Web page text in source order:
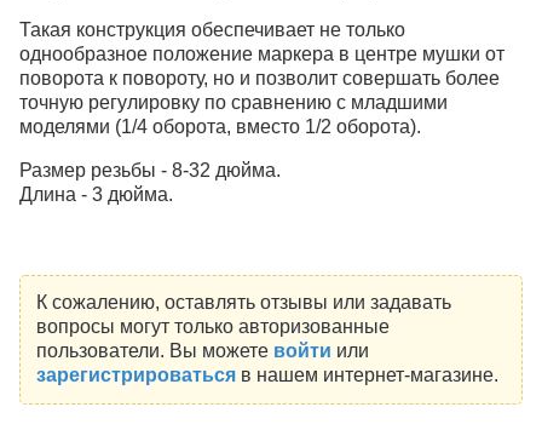
Такая конструкция обеспечивает не только
однообразное положение маркера в центре мушки от
поворота к повороту, но и позволит совершать более
точную регулировку по сравнению с младшими
моделями (1/4 оборота, вместо 1/2 оборота).
Размер резьбы - 8-32 дюйма.
Длина - 3 дюйма.
К сожалению, оставлять отзывы или задавать
вопросы могут только авторизованные
пользователи. Вы можете войти или
зарегистрироватьсяв нашем интернет-магазине.